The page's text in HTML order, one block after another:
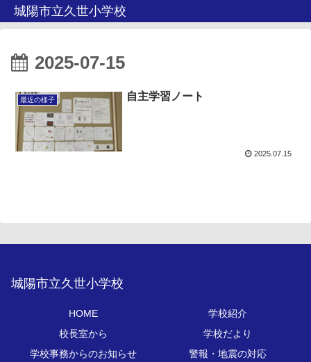
城陽市立久世小学校
2025-07-15
最近の様子 自主学習ノート
2025.07.15
城陽市立久世小学校
HOME
学校紹介
校長室から
学校だより
学校事務からのお知らせ
警報・地震の対応